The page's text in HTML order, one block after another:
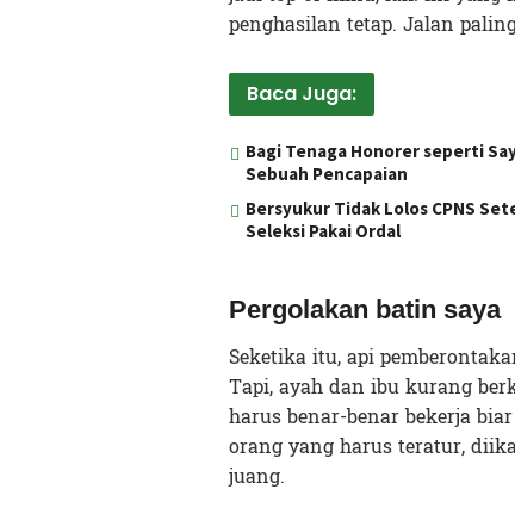
penghasilan tetap. Jalan
Baca Juga:
Bagi Tenaga Honorer seperti
Sebuah Pencapaian
Bersyukur Tidak Lolos CPNS
Seleksi Pakai Ordal
Pergolakan batin saya
Seketika itu, api
Tapi, ayah dan ibu kurang
harus benar-benar bekerja
orang yang harus teratur,
juang.